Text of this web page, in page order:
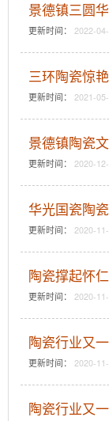
景德镇三圆
更新时间： 2022-
三环陶瓷惊
更新时间： 2021-
景德镇陶瓷
更新时间： 2020-
华光国瓷陶
更新时间： 2020-
陶瓷撑起怀
更新时间： 2020-
陶瓷行业又
更新时间： 2020-
陶瓷行业又